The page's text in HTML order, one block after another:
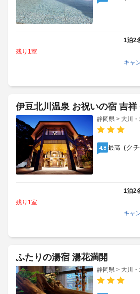
1泊2
残り1室
キャ
伊豆北川温泉 お祝いの宿 吉祥
静岡県 > 大川・
4.8 最高 (ク
1泊2
残り1室
キャ
ふたりの湯宿 湯花満開
静岡県 > 大川・